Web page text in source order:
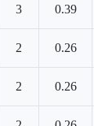
3 0.39
2 0.26
2 0.26